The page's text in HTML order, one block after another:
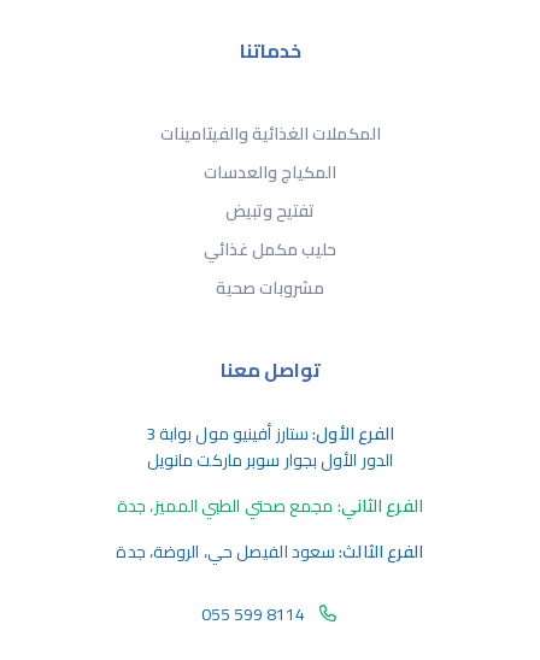
خدماتنا
المكملات الغذائية والفيتامينات
المكياج والعدسات
تفتيح وتبيض
حليب مكمل غذائي
مشروبات صحية
تواصل معنا
الفرع الأول:ستارز أفينيو مول بوابة 3
الدور الأول بجوار سوبر ماركت مانويل
الفرع الثاني:مجمع صحتي الطبي المميز، جدة
الفرع الثالث:سعود الفيصل حي، الروضة، جدة
055 599 8114